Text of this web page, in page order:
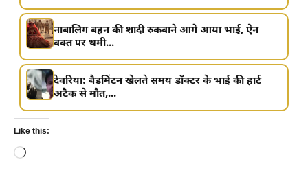
नाबालिग बहन की शादी रुकवाने आगे आया भाई, ऐन
वक्त पर थमी...
देवरिया: बैडमिंटन खेलते समय डॉक्टर के भाई की हार्ट
अटैक से मौत,...
Like this:
Loading…